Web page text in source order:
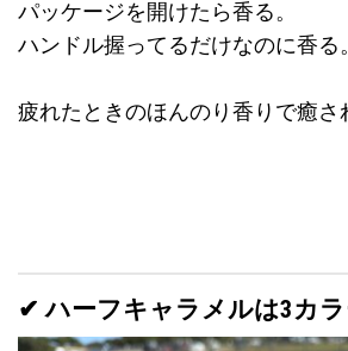
パッケージを開けたら香る。
ハンドル握ってるだけなのに香る。
疲れたときのほんのり香りで癒さ
✔ ハーフキャラメルは3カ